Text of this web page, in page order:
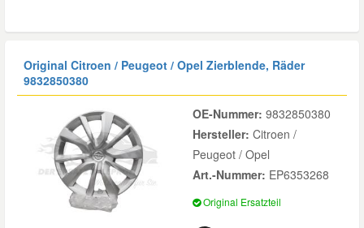
Original Citroen / Peugeot / Opel Zierblende, Räder
9832850380
OE-Nummer: 9832850380
Hersteller: Citroen /
Peugeot / Opel
Art.-Nummer: EP6353268
Original Ersatzteil